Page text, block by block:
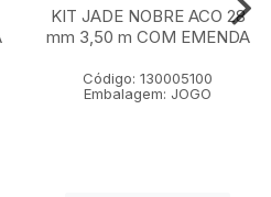
KIT JADE NOBRE ACO 28
mm 3,50 m COM EMENDA
Código: 130005100
Embalagem: JOGO